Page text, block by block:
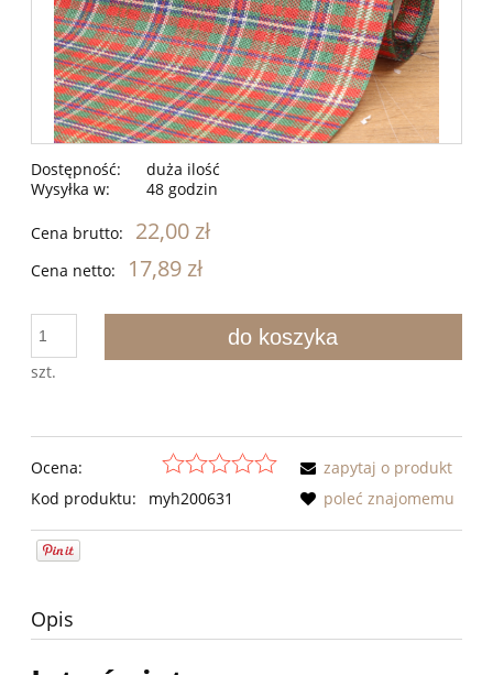
Dostępność:
duża ilość
Wysyłka w:
48 godzin
Cena brutto: 22,00 zł
Cena netto: 17,89 zł
szt.
do koszyka
Ocena:
Kod produktu:
myh200631
zapytaj o produkt
poleć znajomemu
Opis